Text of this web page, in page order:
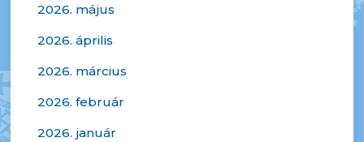
2026. május
2026. április
2026. március
2026. február
2026. január